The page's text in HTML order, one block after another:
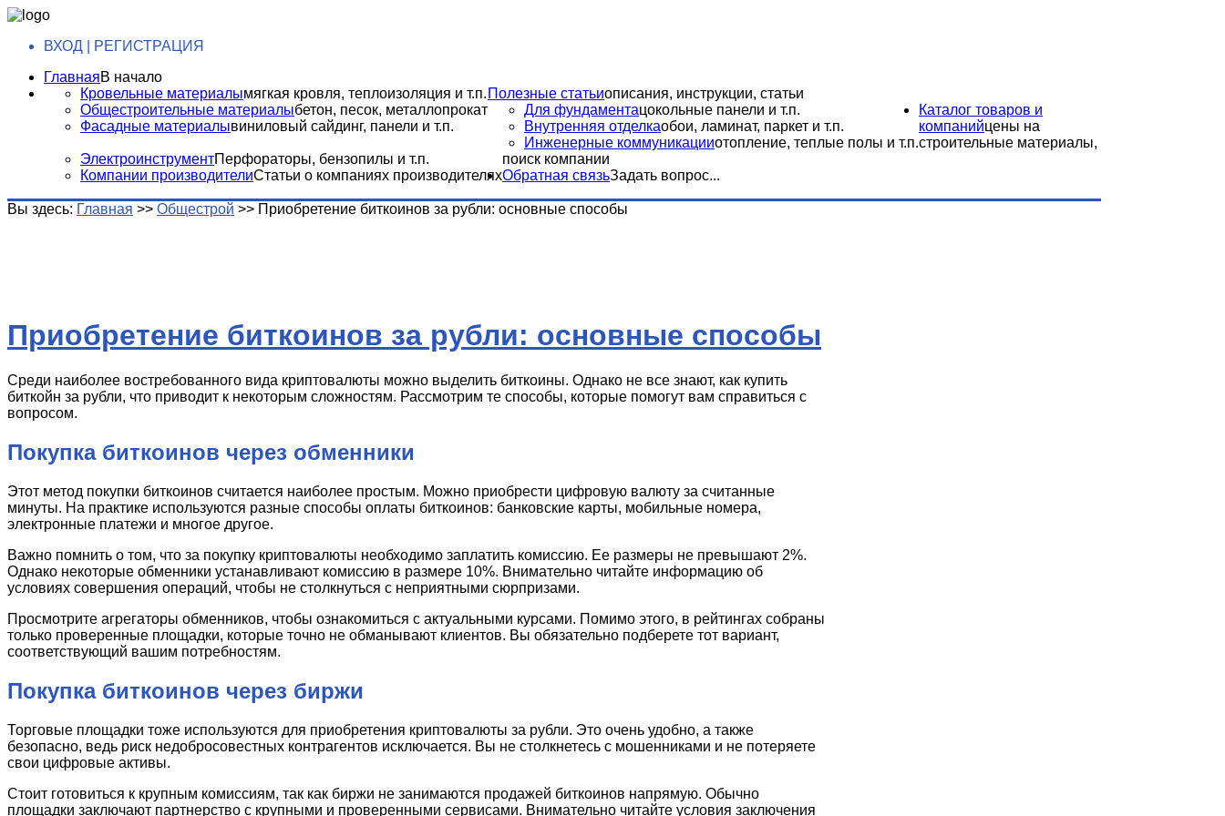
ВХОД | РЕГИСТРАЦИЯ
ГлавнаяВ начало
Полезные статьиописания, инструкции, статьи
Кровельные материалымягкая кровля, теплоизоляция и т.п.
Общестроительные материалыбетон, песок, металлопрокат
Фасадные материалывиниловый сайдинг, панели и т.п.
Для фундаментацокольные панели и т.п.
Внутренняя отделкаобои, ламинат, паркет и т.п.
Инженерные коммуникацииотопление, теплые полы и т.п.
ЭлектроинструментПерфораторы, бензопилы и т.п.
Компании производителиСтатьи о компаниях производителях
Каталог товаров и
компанийцены на
строительные материалы,
поиск компании
Обратная связьЗадать вопрос...
Вы здесь: Главная >> Общестрой >> Приобретение биткоинов за рубли: основные способы
Приобретение биткоинов за рубли: основные способы
Среди наиболее востребованного вида криптовалюты можно выделить биткоины. Однако не все знают, как купить
биткойн за рубли, что приводит к некоторым сложностям. Рассмотрим те способы, которые помогут вам справиться с
вопросом.
Покупка биткоинов через обменники
Этот метод покупки биткоинов считается наиболее простым. Можно приобрести цифровую валюту за считанные
минуты. На практике используются разные способы оплаты биткоинов: банковские карты, мобильные номера,
электронные платежи и многое другое.
Важно помнить о том, что за покупку криптовалюты необходимо заплатить комиссию. Ее размеры не превышают 2%.
Однако некоторые обменники устанавливают комиссию в размере 10%. Внимательно читайте информацию об
условиях совершения операций, чтобы не столкнуться с неприятными сюрпризами.
Просмотрите агрегаторы обменников, чтобы ознакомиться с актуальными курсами. Помимо этого, в рейтингах собраны
только проверенные площадки, которые точно не обманывают клиентов. Вы обязательно подберете тот вариант,
соответствующий вашим потребностям.
Покупка биткоинов через биржи
Торговые площадки тоже используются для приобретения криптовалюты за рубли. Это очень удобно, а также
безопасно, ведь риск недобросовестных контрагентов исключается. Вы не столкнетесь с мошенниками и не потеряете
свои цифровые активы.
Стоит готовиться к крупным комиссиям, так как биржи не занимаются продажей биткоинов напрямую. Обычно
площадки заключают партнерство с крупными и проверенными сервисами. Внимательно читайте условия заключения